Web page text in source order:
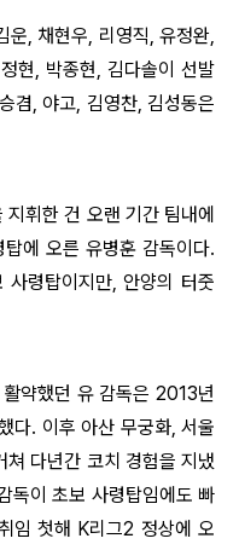
운, 채현우, 리영직, 유정완,
현, 박종현, 김다솔이 선발
겸, 야고, 김영찬, 김성동은
지휘한 건 오랜 기간 팀내에
에 오른 유병훈 감독이다.
령탑이지만, 안양의 터줏
약했던 유 감독은 2013년
다. 이후 아산 무궁화, 서울
다년간 코치 경험을 지냈
독이 초보 사령탑임에도 빠
임 첫해 K리그2 정상에 오